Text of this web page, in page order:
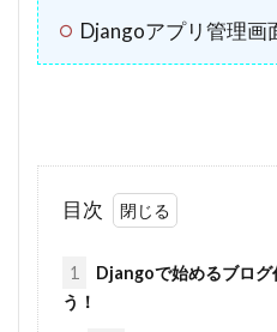
Djangoアプリ管理画
目次
1
Djangoで始めるブロ
う！